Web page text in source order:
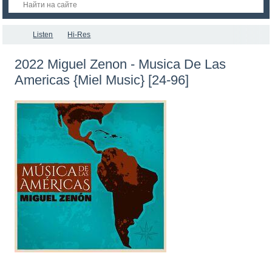
Listen Hi-Res
2022 Miguel Zenon - Musica De Las
Americas {Miel Music} [24-96]